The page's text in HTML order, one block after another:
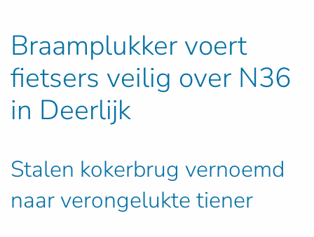
Braamplukker voert
fietsers veilig over N36
in Deerlijk
Stalen kokerbrug vernoemd
naar verongelukte tiener